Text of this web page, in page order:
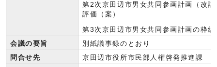
第2次京田辺市男女共同参画計画（改
評価（案）
第3次京田辺市男女共同参画計画の枠
会議の要旨
別紙議事録のとおり
問合せ先
京田辺市役所市民部人権啓発推進課